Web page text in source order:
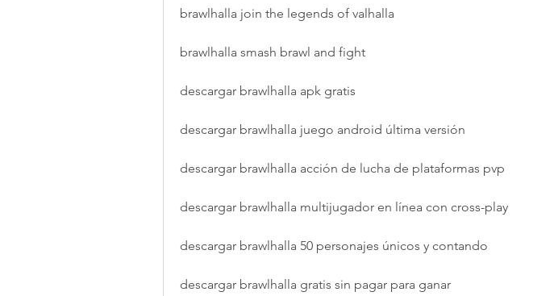
brawlhalla join the legends of valhalla
brawlhalla smash brawl and fight
descargar brawlhalla apk gratis
descargar brawlhalla juego android última versión
descargar brawlhalla acción de lucha de plataformas pvp
descargar brawlhalla multijugador en línea con cross-play
descargar brawlhalla 50 personajes únicos y contando
descargar brawlhalla gratis sin pagar para ganar